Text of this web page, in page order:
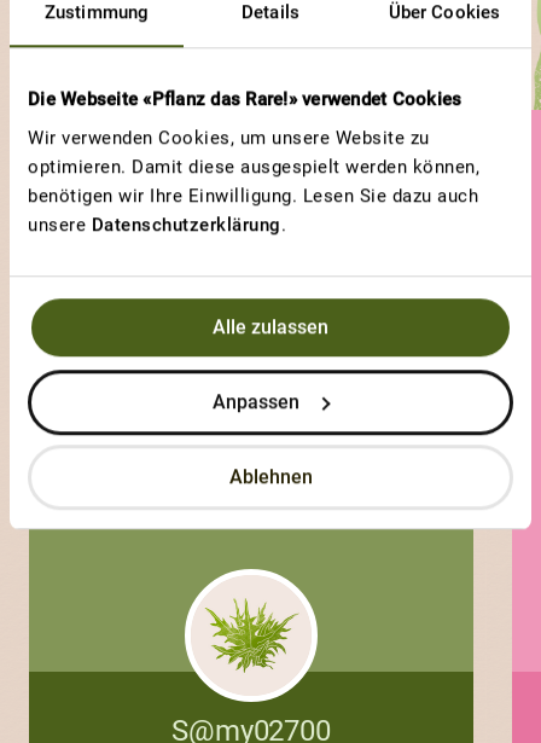
Zustimmung Details Über Cookies
Die Webseite «Pflanz das Rare!» verwendet Cookies
Wir verwenden Cookies, um unsere Website zu
optimieren. Damit diese ausgespielt werden können,
benötigen wir Ihre Einwilligung. Lesen Sie dazu auch
unsere Datenschutzerklärung.
Alle zulassen
Anpassen
Ablehnen
welchen Sorten und an welchen Eigenschaften andere
GEWINNERBEITRAG
OCHSENHERZ
Mes cœurs de bœuf
S@my02700